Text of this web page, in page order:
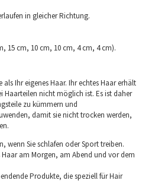
in gleicher Richtung.
15 cm, 10 cm, 10 cm, 4 cm, 4 cm).
Ihr eigenes Haar. Ihr echtes Haar erhält
Haarteilen nicht möglich ist. Es ist daher
zu kümmern und
damit sie nicht trocken werden,
wenn Sie schlafen oder Sport treiben.
am Morgen, am Abend und vor dem
Produkte, die speziell für Hair